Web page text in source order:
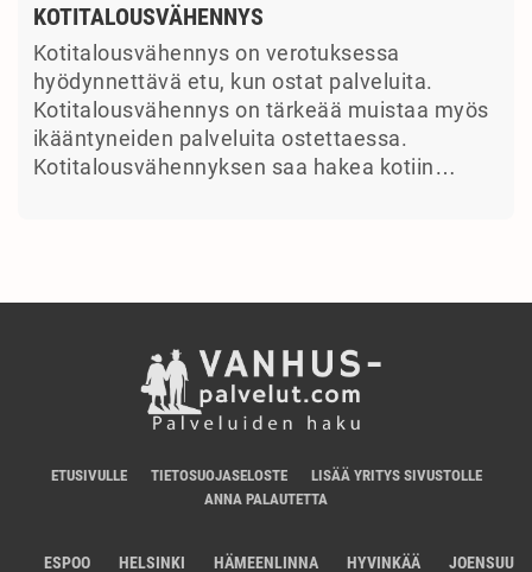
KOTITALOUSVÄHENNYS
Kotitalousvähennys on verotuksessa
hyödynnettävä etu, kun ostat palveluita.
Kotitalousvähennys on tärkeää muistaa myös
ikääntyneiden palveluita ostettaessa.
Kotitalousvähennyksen saa hakea kotiin…
ETUSIVULLE TIETOSUOJASELOSTE
LISÄÄ YRITYS SIVUSTOLLE
ANNA PALAUTETTA
ESPOO HELSINKI HÄMEENLINNA HYVINKÄÄ JOENSUU